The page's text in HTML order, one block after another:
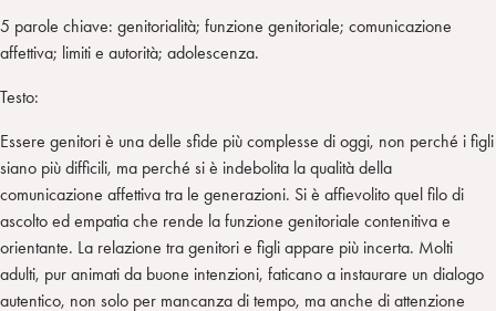
5 parole chiave: genitorialità; funzione genitoriale; comunicazione
affettiva; limiti e autorità; adolescenza.
Testo:
Essere genitori è una delle sfide più complesse di oggi, non perché i figli
siano più difficili, ma perché si è indebolita la qualità della
comunicazione affettiva tra le generazioni. Si è affievolito quel filo di
ascolto ed empatia che rende la funzione genitoriale contenitiva e
orientante. La relazione tra genitori e figli appare più incerta. Molti
adulti, pur animati da buone intenzioni, faticano a instaurare un dialogo
autentico, non solo per mancanza di tempo, ma anche di attenzione